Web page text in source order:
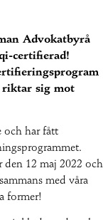
Advokatbyrå
certifierad!
riktar sig mot
och har fått
12 maj 2022 och
med våra
former!